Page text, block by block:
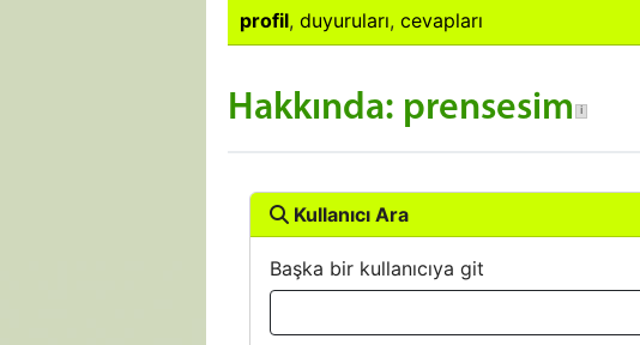
profil, duyuruları, cevapları
Hakkında: prensesim
Kullanıcı Ara
Başka bir kullanıcıya git